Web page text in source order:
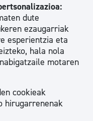
dute
ezaugarriak
esperientzia eta
hala nola
motaren
cookieak
hirugarrenenak